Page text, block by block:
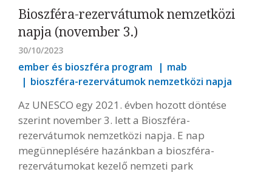
Bioszféra-rezervátumok nemzetközi
napja (november 3.)
30/10/2023
ember és bioszféra program
mab
bioszféra-rezervátumok nemzetközi napja
Az UNESCO egy 2021. évben hozott döntése
szerint november 3. lett a Bioszféra-
rezervátumok nemzetközi napja. E nap
megünneplésére hazánkban a bioszféra-
rezervátumokat kezelő nemzeti park